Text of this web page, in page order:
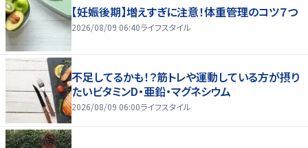
【妊娠後期】増えすぎに注意！体重管理のコツ７つ
2026/08/09 06:40ライフスタイル
不足してるかも！？筋トレや運動している方が摂り
たいビタミンD・亜鉛・マグネシウム
2026/08/09 06:00ライフスタイル